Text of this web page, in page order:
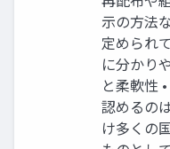
示の方法
定められ
に分かり
と柔軟性
認めるの
け多くの